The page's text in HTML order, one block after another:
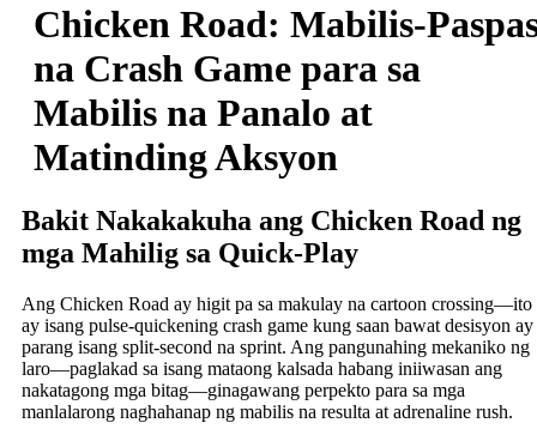
Chicken Road:
na Crash Game para sa
Mabilis na Panalo at
Matinding Aksyon
Bakit Nakakakuha ang Chicken Road ng
mga Mahilig sa Quick‑Play
Ang Chicken Road ay higit pa sa makulay na cartoon crossing—ito
ay isang pulse‑quickening crash game kung saan bawat desisyon ay
parang isang split‑second na sprint. Ang pangunahing mekaniko ng
laro—paglakad sa isang mataong kalsada habang iniiwasan ang
nakatagong mga bitag—ginagawang perpekto para sa mga
manlalarong naghahanap ng mabilis na resulta at adrenaline rush.